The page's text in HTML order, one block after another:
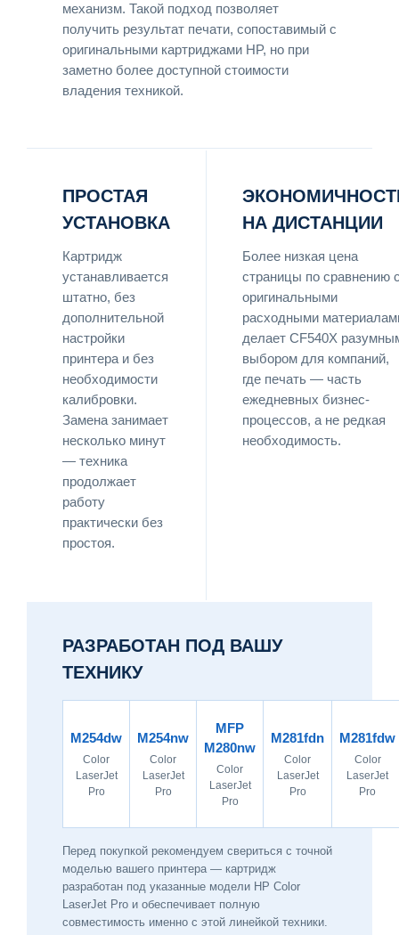
механизм. Такой подход позволяет
получить результат печати, сопоставимый с
оригинальными картриджами HP, но при
заметно более доступной стоимости
владения техникой.
ПРОСТАЯ
УСТАНОВКА
Картридж
устанавливается
штатно, без
дополнительной
настройки
принтера и без
необходимости
калибровки.
Замена занимает
несколько минут
— техника
продолжает
работу
практически без
простоя.
НА ДИСТАНЦИИ
Более низкая цена
страницы по сравнению
оригинальными
расходными
делает CF540X
выбором для компаний,
где печать — часть
ежедневных бизнес-
процессов, а не редкая
необходимость.
РАЗРАБОТАН ПОД ВАШУ
ТЕХНИКУ
M254dw
Color
LaserJet
Pro
M254nw
Color
LaserJet
Pro
MFP
M280nw
Color
LaserJet
Pro
M281fdn
Color
LaserJet
Pro
M281fdw
Color
LaserJet
Pro
Перед покупкой рекомендуем свериться с точной
моделью вашего принтера — картридж
разработан под указанные модели HP Color
LaserJet Pro и обеспечивает полную
совместимость именно с этой линейкой техники.